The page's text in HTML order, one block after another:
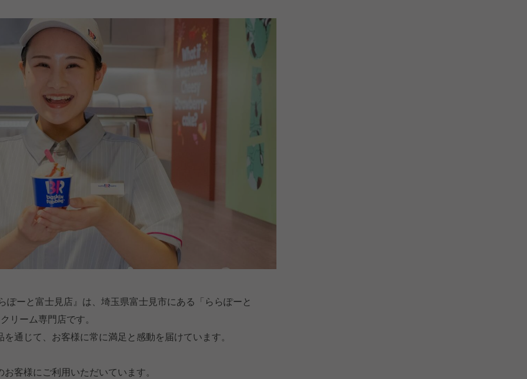
ぽーと富士見店』は、埼玉県富士見市にある「ららぽーと
リーム専門店です。
通じて、お客様に常に満足と感動を届けています。
客様にご利用いただいています。